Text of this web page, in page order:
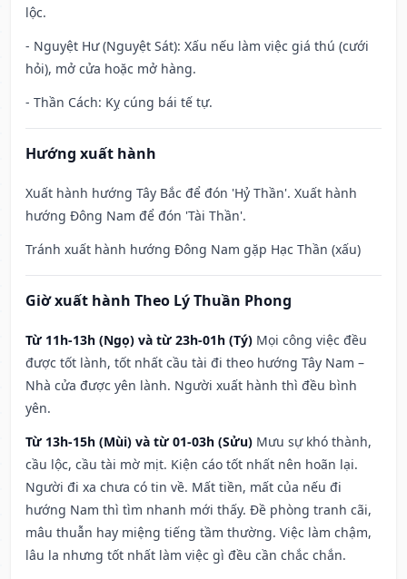
lộc.
- Nguyệt Hư (Nguyệt Sát): Xấu nếu làm việc giá thú (cưới
hỏi), mở cửa hoặc mở hàng.
- Thần Cách: Kỵ cúng bái tế tự.
Hướng xuất hành
Xuất hành hướng Tây Bắc để đón 'Hỷ Thần'. Xuất hành
hướng Đông Nam để đón 'Tài Thần'.
Tránh xuất hành hướng Đông Nam gặp Hạc Thần (xấu)
Giờ xuất hành Theo Lý Thuần Phong
Từ 11h-13h (Ngọ) và từ 23h-01h (Tý) Mọi công việc đều
được tốt lành, tốt nhất cầu tài đi theo hướng Tây Nam –
Nhà cửa được yên lành. Người xuất hành thì đều bình
yên.
Từ 13h-15h (Mùi) và từ 01-03h (Sửu) Mưu sự khó thành,
cầu lộc, cầu tài mờ mịt. Kiện cáo tốt nhất nên hoãn lại.
Người đi xa chưa có tin về. Mất tiền, mất của nếu đi
hướng Nam thì tìm nhanh mới thấy. Đề phòng tranh cãi,
mâu thuẫn hay miệng tiếng tầm thường. Việc làm chậm,
lâu la nhưng tốt nhất làm việc gì đều cần chắc chắn.